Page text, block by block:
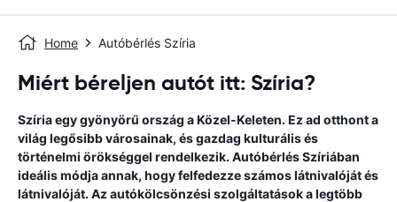
Home Autóbérlés Szíria
Miért béreljen autót itt: Szíria?
Szíria egy gyönyörű ország a Közel-Keleten. Ez ad otthont a
világ legősibb városainak, és gazdag kulturális és
történelmi örökséggel rendelkezik. Autóbérlés Szíriában
ideális módja annak, hogy felfedezze számos látnivalóját és
látnivalóját. Az autókölcsönzési szolgáltatások a legtöbb